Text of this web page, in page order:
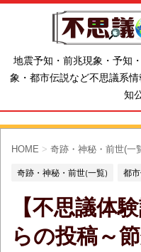
地震予知・前兆現象・予知
象・都市伝説など不思議系
知
HOME > 奇跡・神秘・前世(一
奇跡・神秘・前世(一覧) 都
【不思議体
らの投稿～